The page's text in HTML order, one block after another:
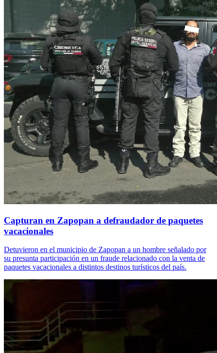
Capturan en Zapopan a defraudador de paquetes
vacacionales
Detuvieron en el municipio de Zapopan a un hombre señalado por
su presunta participación en un fraude relacionado con la venta de
paquetes vacacionales a distintos destinos turísticos del país.